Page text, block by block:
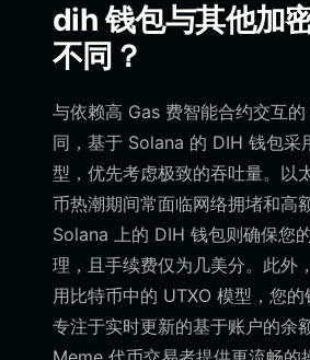
dih 钱包与其他加
不同？
与依赖高 Gas 费智能合约交互
同，基于 Solana 的 DIH 钱包采
型，优先考虑极致的吞吐量。以
币热潮期间常面临网络拥堵和高
Solana 上的 DIH 钱包则确保您
理，且手续费仅为几美分。此外
用比特币中的 UTXO 模型，您的
专注于实时更新的基于账户的余